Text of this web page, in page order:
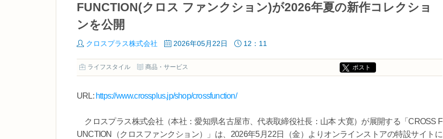
FUNCTION(クロス ファンクション)が2026年夏の新作コレクショ
ンを公開
クロスプラス株式会社 2026年05月22日 12：11
ライフスタイル 商品・サービス ポスト
URL: https://www.crossplus.jp/shop/crossfunction/
クロスプラス株式会社（本社：愛知県名古屋市、代表取締役社長：山本 大寛）が展開する「CROSS F
UNCTION（クロスファンクション）」は、2026年5月22日（金）よりオンラインストアの特設サイトに